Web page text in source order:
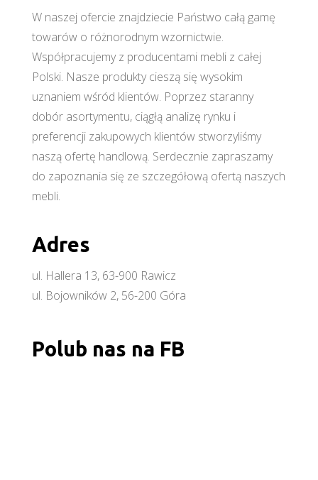
W naszej ofercie znajdziecie Państwo całą gamę
towarów o różnorodnym wzornictwie.
Współpracujemy z producentami mebli z całej
Polski. Nasze produkty cieszą się wysokim
uznaniem wśród klientów. Poprzez staranny
dobór asortymentu, ciągłą analizę rynku i
preferencji zakupowych klientów stworzyliśmy
naszą ofertę handlową. Serdecznie zapraszamy
do zapoznania się ze szczegółową ofertą naszych
mebli.
Adres
ul. Hallera 13, 63-900 Rawicz
ul. Bojowników 2, 56-200 Góra
Polub nas na FB